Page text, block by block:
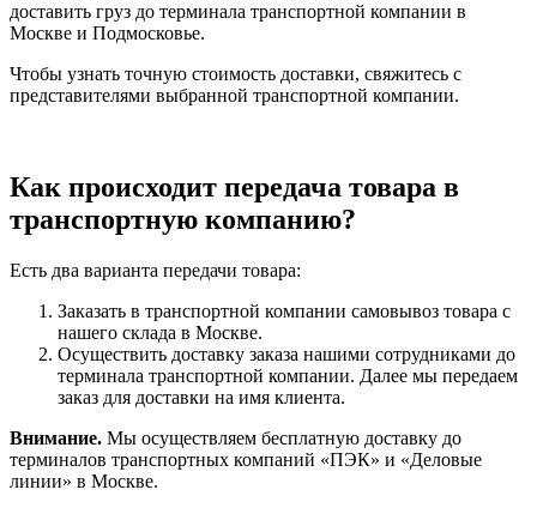
доставить груз до терминала транспортной компании в
Москве и Подмосковье.
Чтобы узнать точную стоимость доставки, свяжитесь с
представителями выбранной транспортной компании.
Как происходит передача товара в
транспортную компанию?
Есть два варианта передачи товара:
Заказать в транспортной компании самовывоз товара с
нашего склада в Москве.
Осуществить доставку заказа нашими сотрудниками до
терминала транспортной компании. Далее мы передаем
заказ для доставки на имя клиента.
Внимание. Мы осуществляем бесплатную доставку до
терминалов транспортных компаний «ПЭК» и «Деловые
линии» в Москве.